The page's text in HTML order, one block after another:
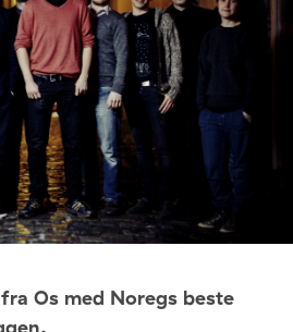
Os med Noregs beste